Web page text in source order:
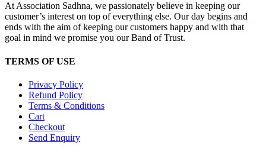
At Association Sadhna, we passionately believe in keeping our
customer’s interest on top of everything else. Our day begins and
ends with the aim of keeping our customers happy and with that
goal in mind we promise you our Band of Trust.
TERMS OF USE
Privacy Policy
Refund Policy
Terms & Conditions
Cart
Checkout
Send Enquiry